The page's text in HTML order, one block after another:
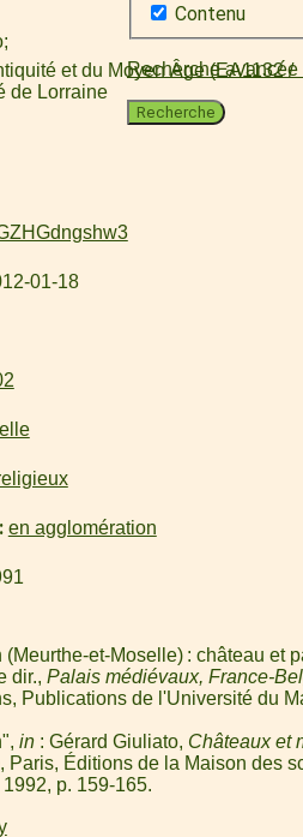
Contenu
Recherche
Recherche
et du Moyen Âge (EA1132 /
de Lorraine
01-18
en agglomération
et-Moselle) : château et
dir., Palais médiévaux, France-
Publications de l'Université du
in: Gérard Giuliato, Châteaux et
, Paris, Éditions de la Maison des
p. 159-165.